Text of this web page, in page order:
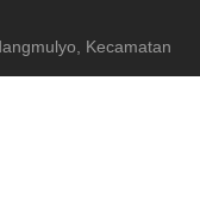
Kecamatan